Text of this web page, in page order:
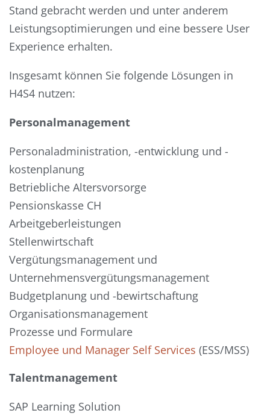
Stand gebracht werden und unter anderem
Leistungsoptimierungen und eine bessere User
Experience erhalten.
Insgesamt können Sie folgende Lösungen in
H4S4 nutzen:
Personalmanagement
Personaladministration, -entwicklung und -
kostenplanung
Betriebliche Altersvorsorge
Pensionskasse CH
Arbeitgeberleistungen
Stellenwirtschaft
Vergütungsmanagement und
Unternehmensvergütungsmanagement
Budgetplanung und -bewirtschaftung
Organisationsmanagement
Prozesse und Formulare
Employee und Manager Self Services (ESS/MSS)
Talentmanagement
SAP Learning Solution